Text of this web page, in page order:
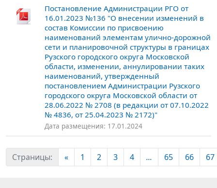
Постановление Администрации РГО от
16.01.2023 №136 "О внесении изменений в
состав Комиссии по присвоению
наименований элементам улично-дорожной
сети и планировочной структуры в границах
Рузского городского округа Московской
области, изменении, аннулировании таких
наименований, утвержденный
постановлением Администрации Рузского
городского округа Московской области от
28.06.2022 № 2708 (в редакции от 07.10.2022
№ 4836, от 25.04.2023 № 2172)"
Дата размещения: 17.01.2024
Страницы: « 1 2 3 4 ... 65 66 67